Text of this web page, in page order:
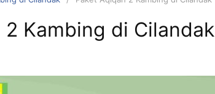
Kambing di Cilandak